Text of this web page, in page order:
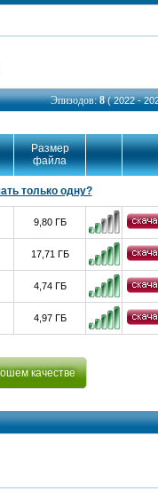
Эпизодов:8( 2022 -
Размер
файла
только одну?
9,80 ГБ
17,71 ГБ
4,74 ГБ
4,97 ГБ
качестве